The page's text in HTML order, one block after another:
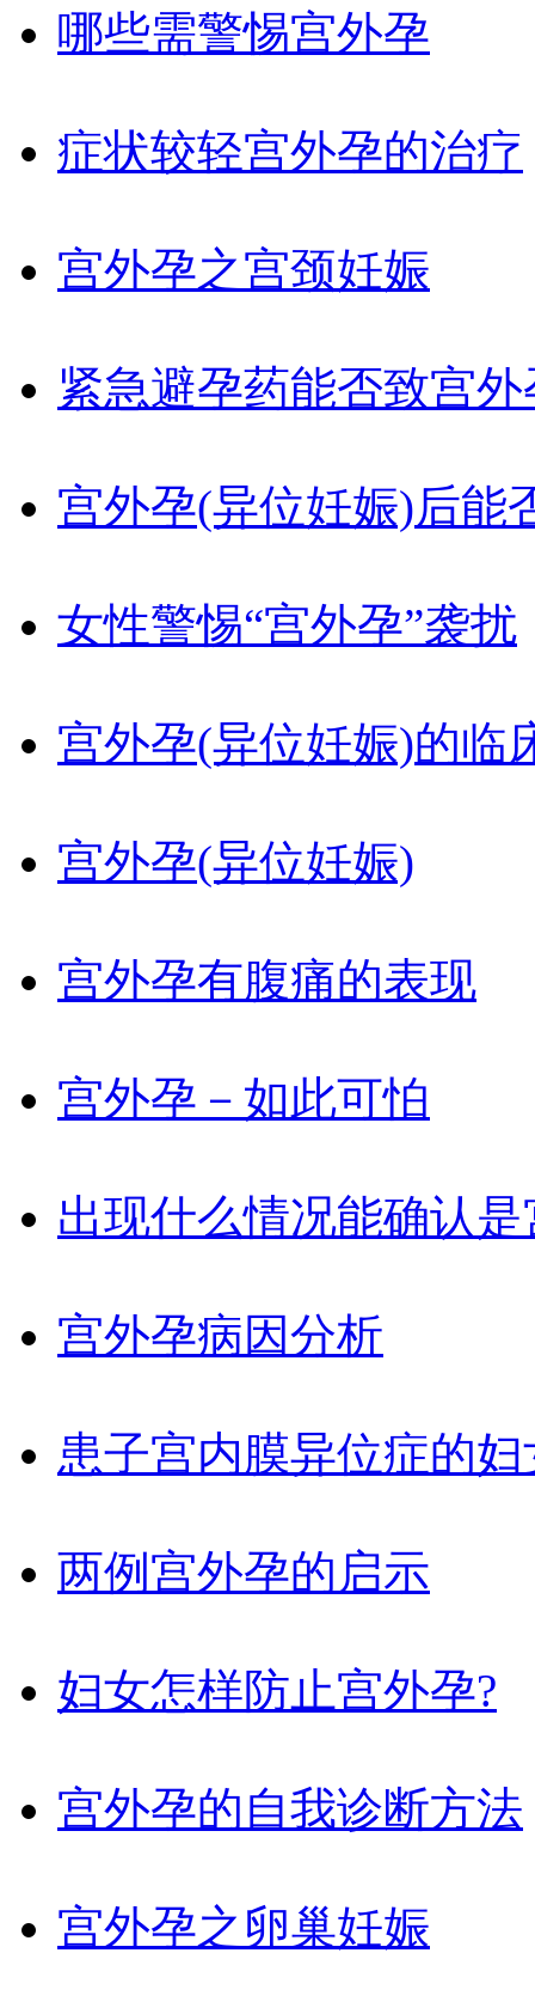
哪些需警惕宫外孕
症状较轻宫外孕的治疗
宫外孕之宫颈妊娠
紧急避孕药能否致宫外
宫外孕(异位妊娠)后能
女性警惕“宫外孕”袭扰
宫外孕(异位妊娠)的临
宫外孕(异位妊娠)
宫外孕有腹痛的表现
宫外孕－如此可怕
出现什么情况能确认
宫外孕病因分析
患子宫内膜异位症的妇
两例宫外孕的启示
妇女怎样防止宫外孕?
宫外孕的自我诊断方法
宫外孕之卵巢妊娠